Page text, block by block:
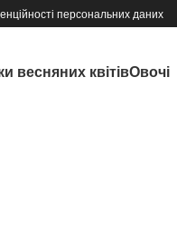
персональних даних
весняних квітівОвочі